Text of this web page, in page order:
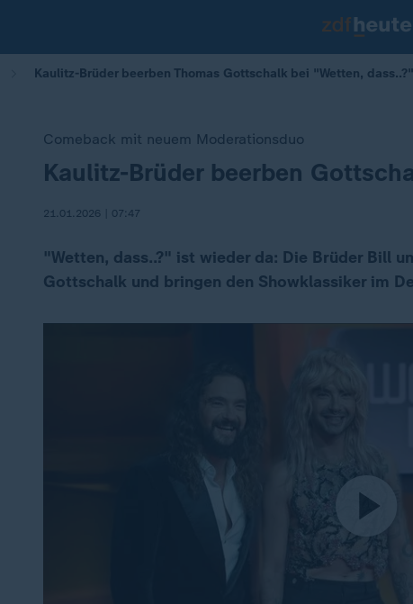
Kaulitz-Brüder beerben Thomas Gottschalk bei "Wetten, dass..?"
Comeback mit neuem Moderationsduo
:Kaulitz-Brüder beerben
21.01.2026 | 07:47
"Wetten, dass..?" ist wieder da: Die Brüder Bill
Gottschalk und bringen den Showklassiker im